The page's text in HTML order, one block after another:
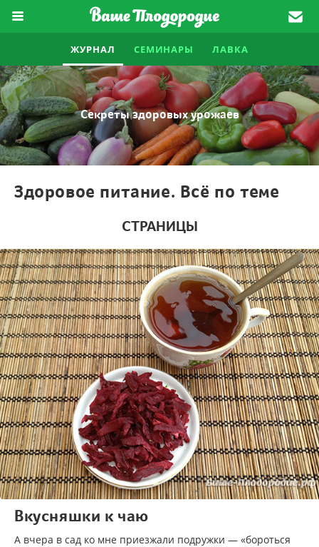
ЖУРНАЛ СЕМИНАРЫ ЛАВКА
Секреты здоровых урожаев
Здоровое питание. Всё по теме
СТРАНИЦЫ
Вкусняшки к чаю
А вчера в сад ко мне приезжали подружки — «бороться